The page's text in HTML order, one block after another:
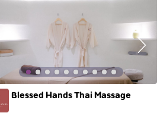
Blessed Hands Thai Massage